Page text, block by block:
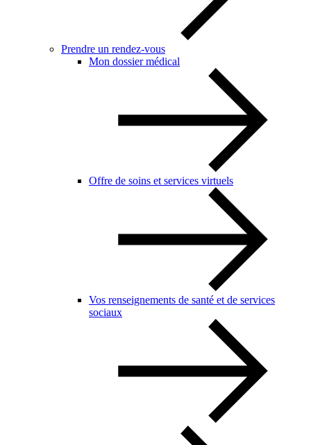
Prendre un rendez-vous
Mon dossier médical
Offre de soins et services virtuels
Vos renseignements de santé et de services
sociaux